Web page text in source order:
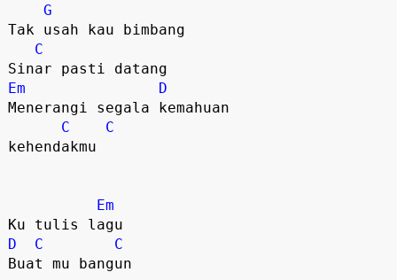
G
Tak usah kau bimbang
C
Em
D
Menerangi segala kemahuan
C
C
kehendakmu
Em
D
C
C
Buat mu bangun